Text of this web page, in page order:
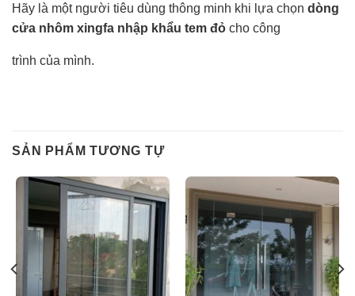
Hãy là một người tiêu dùng thông minh khi lựa chọn dòng
cửa nhôm xingfa nhập khẩu tem đỏ cho công
trình của mình.
SẢN PHẨM TƯƠNG TỰ